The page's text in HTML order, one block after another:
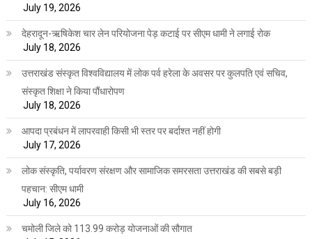
July 19, 2026
देहरादून-ऋषिकेश चार लेन परियोजना पेड़ कटाई पर सीएम धामी ने लगाई रोक
July 18, 2026
उत्तराखंड संस्कृत विश्वविद्यालय में लोक पर्व हरेला के अवसर पर कुलपति एवं सचिव,
संस्कृत शिक्षा ने किया पौंधारोपण
July 18, 2026
आपदा प्रबंधन में लापरवाही किसी भी स्तर पर बर्दाश्त नहीं होगी
July 17, 2026
लोक संस्कृति, पर्यावरण संरक्षण और सामाजिक समरसता उत्तराखंड की सबसे बड़ी
पहचान: सीएम धामी
July 16, 2026
चमोली जिले को 113.99 करोड़ योजनाओं की सौगात